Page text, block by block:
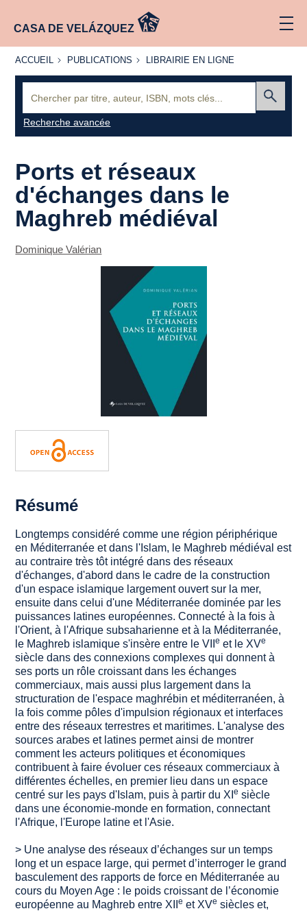
CASA DE VELÁZQUEZ
ACCUEIL
ACCUEIL PUBLICATIONS
PUBLICATIONS
LIBRAIRIE
LIBRAIRIE EN LIGNE
Recherche avancée
Ports et réseaux
d'échanges dans le
Maghreb médiéval
Dominique Valérian
Résumé
Longtemps considéré comme une région périphérique
en Méditerranée et dans l'Islam, le Maghreb médiéval est
au contraire très tôt intégré dans des réseaux
d'échanges, d'abord dans le cadre de la construction
d'un espace islamique largement ouvert sur la mer,
ensuite dans celui d'une Méditerranée dominée par les
puissances latines européennes. Connecté à la fois à
l'Orient, à l'Afrique subsaharienne et à la Méditerranée,
le Maghreb islamique s'insère entre le VIIe et le XVe
siècle dans des connexions complexes qui donnent à
ses ports un rôle croissant dans les échanges
commerciaux, mais aussi plus largement dans la
structuration de l'espace maghrébin et méditerranéen, à
la fois comme pôles d'impulsion régionaux et interfaces
entre des réseaux terrestres et maritimes. L'analyse des
sources arabes et latines permet ainsi de montrer
comment les acteurs politiques et économiques
contribuent à faire évoluer ces réseaux commerciaux à
différentes échelles, en premier lieu dans un espace
centré sur les pays d'Islam, puis à partir du XIe siècle
dans une économie-monde en formation, connectant
l'Afrique, l'Europe latine et l'Asie.
> Une analyse des réseaux d’échanges sur un temps
long et un espace large, qui permet d’interroger le grand
basculement des rapports de force en Méditerranée au
cours du Moyen Age : le poids croissant de l’économie
européenne au Maghreb entre XIIe et XVe siècles et,